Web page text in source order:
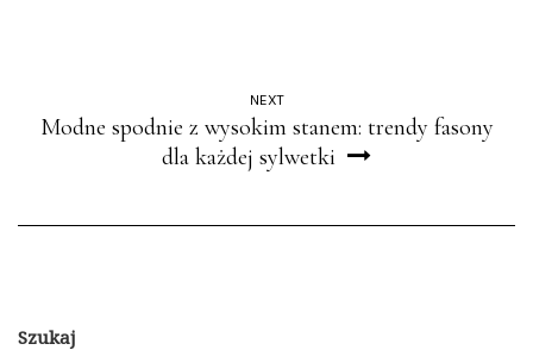
NEXT
Modne spodnie z wysokim stanem: trendy fasony
dla każdej sylwetki
Szukaj